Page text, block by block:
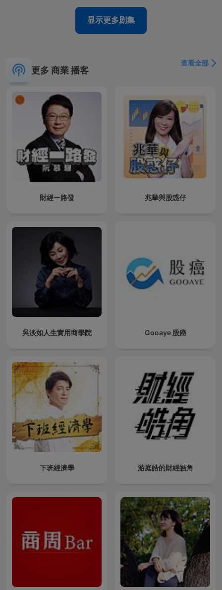
显示更多剧集
更多 商業 播客
查看全部
財經一路發 兆華與股惑仔
吳淡如人生實用商學院 Gooaye 股癌
下班經濟學 游庭皓的財經皓角